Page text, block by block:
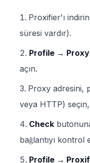
Proxifier'ı
süresi vardır).
Profile →
açın.
Proxy adresini,
veya HTTP) seçin,
Check
bağlantıyı kontrol
Profile →